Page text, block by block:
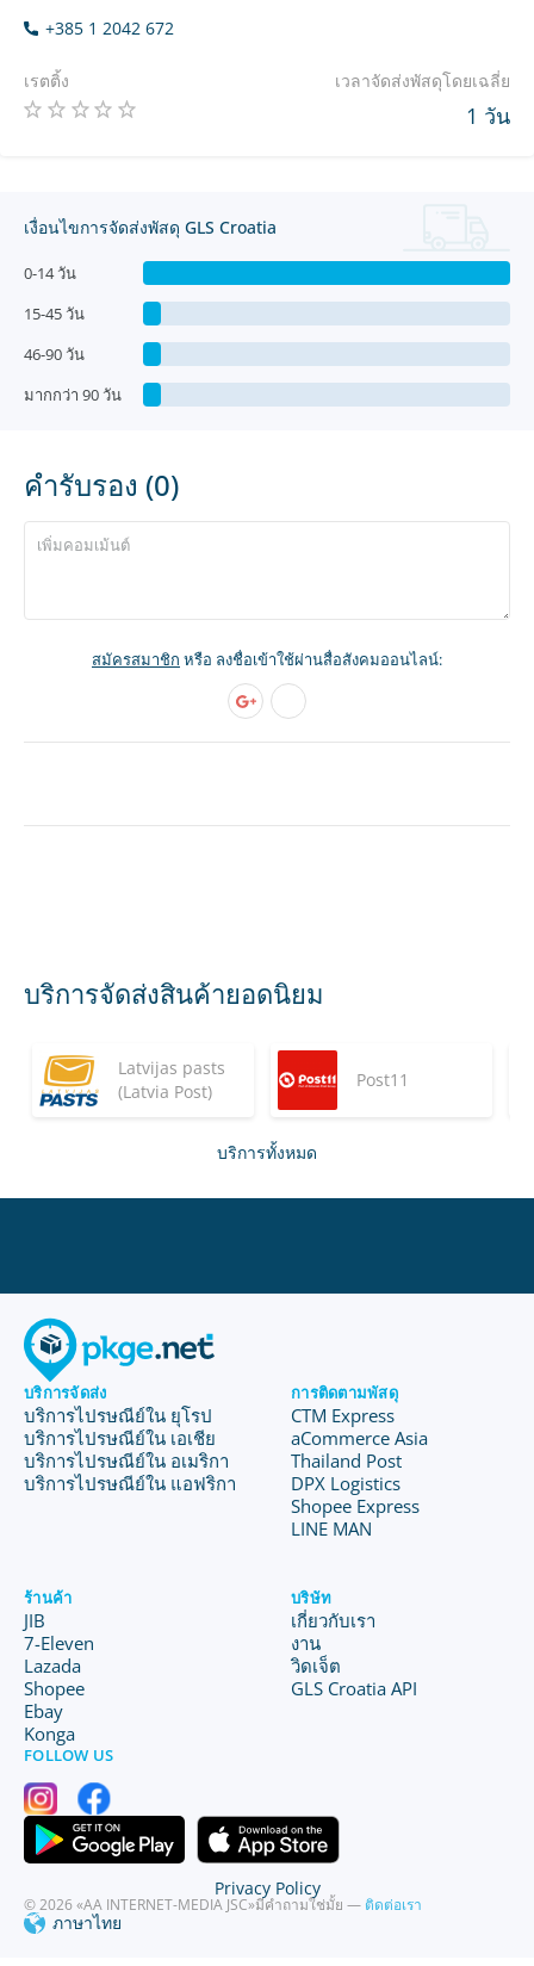
+385 1 2042 672
เรตติ้ง เวลาจัดส่งพัสดุโดยเฉลี่ย
1 วัน
เงื่อนไขการจัดส่งพัสดุ GLS Croatia
0-14 วัน
15-45 วัน
46-90 วัน
มากกว่า 90 วัน
คำรับรอง (0)
สมัครสมาชิก หรือ ลงชื่อเข้าใช้ผ่านสื่อสังคมออนไลน์:
บริการจัดส่งสินค้ายอดนิยม
Latvijas pasts
(Latvia Post)
Post11
บริการทั้งหมด
บริการจัดส่ง
บริการไปรษณีย์ใน ยุโรป
บริการไปรษณีย์ใน เอเชีย
บริการไปรษณีย์ใน อเมริกา
บริการไปรษณีย์ใน แอฟริกา
การติดตามพัสดุ
CTM Express
aCommerce Asia
Thailand Post
DPX Logistics
Shopee Express
LINE MAN
ร้านค้า
JIB
7-Eleven
Lazada
Shopee
Ebay
Konga
บริษัท
เกี่ยวกับเรา
งาน
วิดเจ็ต
GLS Croatia API
FOLLOW US
© 2026 «AA INTERNET-MEDIA JSC»มีคำถามใช่มั้ย — ติดต่อเรา
ภาษาไทย
Privacy Policy